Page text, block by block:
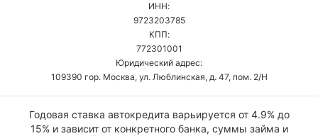
ИНН:
9723203785
КПП:
772301001
Юридический адрес:
109390 гор. Москва, ул. Люблинская, д. 47, пом. 2/Н
Годовая ставка автокредита варьируется от 4.9% до
15% и зависит от конкретного банка, суммы займа и